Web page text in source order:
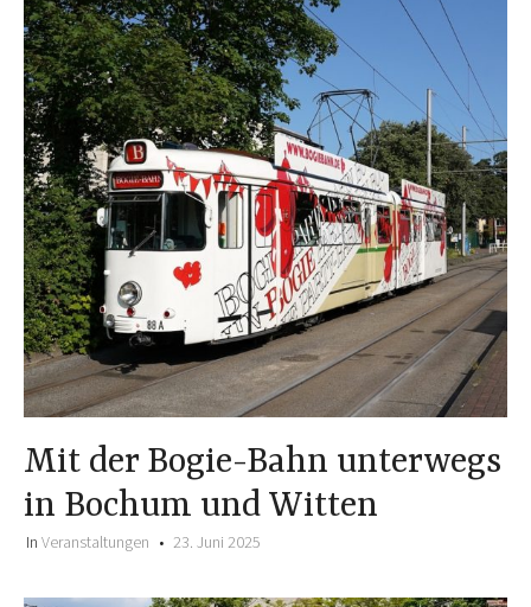
Mit der Bogie-Bahn unterwegs
in Bochum und Witten
In Veranstaltungen 23. Juni 2025